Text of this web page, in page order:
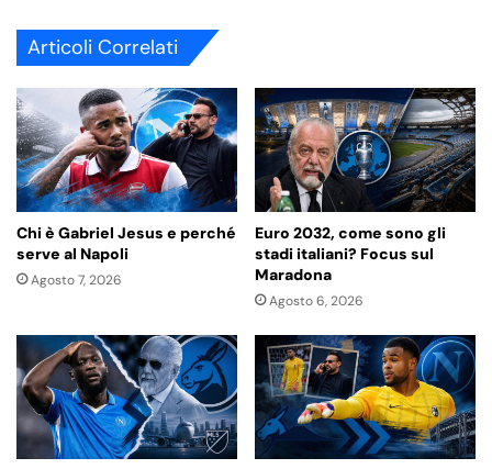
Articoli Correlati
Chi è Gabriel Jesus e perché
serve al Napoli
Agosto 7, 2026
Euro 2032, come sono gli
stadi italiani? Focus sul
Maradona
Agosto 6, 2026